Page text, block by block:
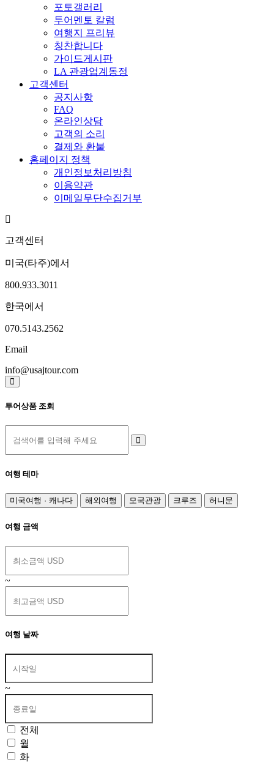
포토갤러리
투어멘토 칼럼
여행지 프리뷰
칭찬합니다
가이드게시판
LA 관광업계동정
고객센터
공지사항
FAQ
온라인상담
고객의 소리
결제와 환불
홈페이지 정책
개인정보처리방침
이용약관
이메일무단수집거부
고객센터
미국(타주)에서
800.933.3011
한국에서
070.5143.2562
Email
info@usajtour.com
투어상품 조회
여행 테마
미국여행 · 캐나다 해외여행 모국관광 크루즈 허니문
여행 금액
~
여행 날짜
~
전체
월
화